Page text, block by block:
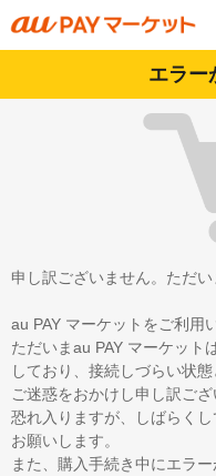
エラー
申し訳ございません。ただ
au PAY マーケットをご利用
ただいまau PAY マーケット
しており、接続しづらい状態
ご迷惑をおかけし申し訳ござ
恐れ入りますが、しばらく
お願いします。
また、購入手続き中にエラ